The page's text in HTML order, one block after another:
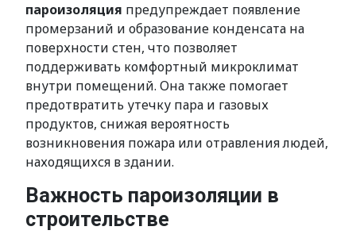
пароизоляция предупреждает появление
промерзаний и образование конденсата на
поверхности стен, что позволяет
поддерживать комфортный микроклимат
внутри помещений. Она также помогает
предотвратить утечку пара и газовых
продуктов, снижая вероятность
возникновения пожара или отравления людей,
находящихся в здании.
Важность пароизоляции в
строительстве